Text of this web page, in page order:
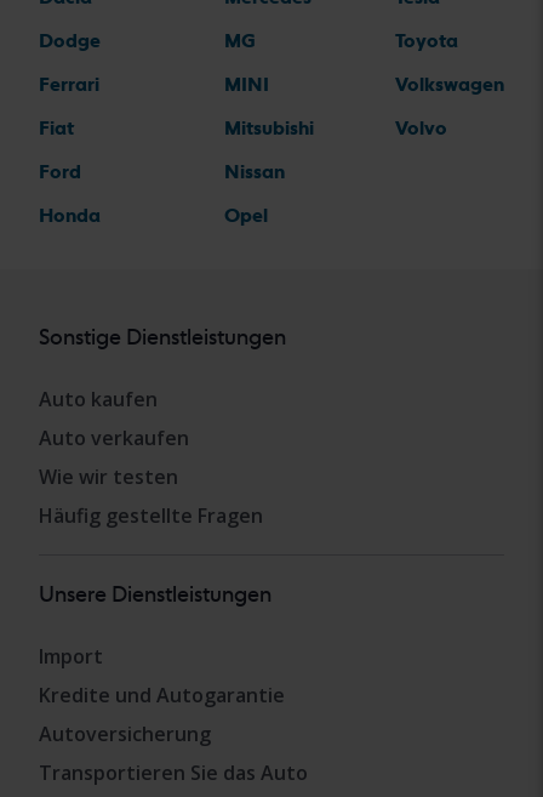
Dodge
Ferrari
Fiat
Ford
Honda
MG
MINI
Mitsubishi
Nissan
Opel
Toyota
Volkswagen
Volvo
Sonstige Dienstleistungen
Auto kaufen
Auto verkaufen
Wie wir testen
Häufig gestellte Fragen
Unsere Dienstleistungen
Import
Kredite und Autogarantie
Autoversicherung
Transportieren Sie das Auto